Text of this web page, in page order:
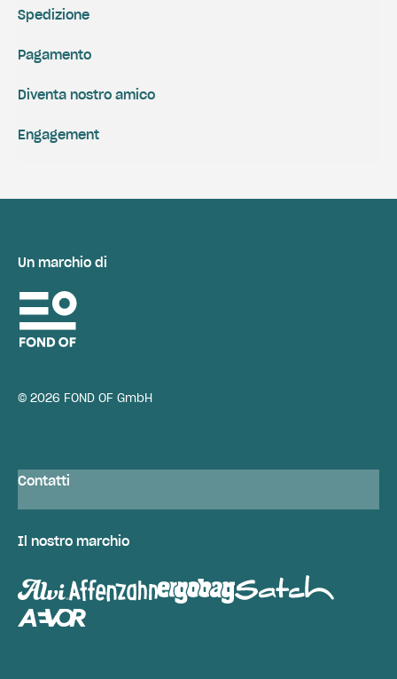
Spedizione
Pagamento
Engagement
Diventa nostro amico
Un marchio di
© 2026 FOND OF GmbH
Contatti
Il nostro marchio